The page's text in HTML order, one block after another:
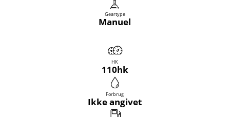
Geartype
Manuel
HK
110hk
Forbrug
Ikke angivet